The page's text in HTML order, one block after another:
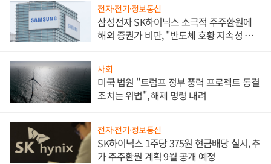
전자·전기·정보통신
삼성전자 SK하이닉스 소극적 주주환원에
해외 증권가 비판, "반도체 호황 지속성 의
사회
미국 법원 "트럼프 정부 풍력 프로젝트 동결
조치는 위법", 해제 명령 내려
전자·전기·정보통신
SK하이닉스 1주당 375원 현금배당 실시, 추
가 주주환원 계획 9월 공개 예정